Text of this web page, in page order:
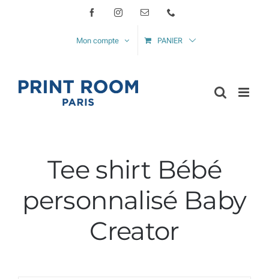
FacebookInstagramEmail
Mon compte PANIER
Tee shirt Bébé
personnalisé Baby
Creator